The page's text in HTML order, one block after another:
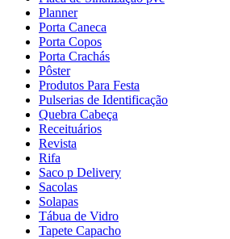
Planner
Porta Caneca
Porta Copos
Porta Crachás
Pôster
Produtos Para Festa
Pulserias de Identificação
Quebra Cabeça
Receituários
Revista
Rifa
Saco p Delivery
Sacolas
Solapas
Tábua de Vidro
Tapete Capacho